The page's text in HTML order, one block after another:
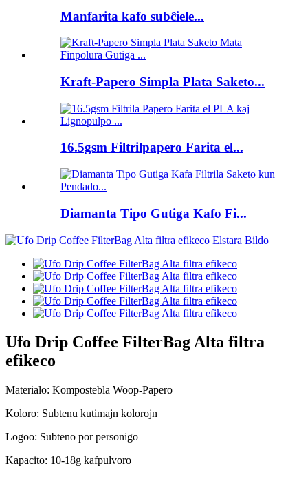
Manfarita kafo subĉiele...
Kraft-Papero Simpla Plata Saketo...
16.5gsm Filtrilpapero Farita el...
Diamanta Tipo Gutiga Kafo Fi...
Ufo Drip Coffee FilterBag Alta filtra
efikeco
Materialo: Kompostebla Woop-Papero
Koloro: Subtenu kutimajn kolorojn
Logoo: Subteno por personigo
Kapacito: 10-18g kafpulvoro